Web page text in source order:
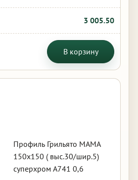
3 005.50
В корзину
Профиль Грильято МАМА
150х150 ( выс.30/шир.5)
суперхром А741 0,6